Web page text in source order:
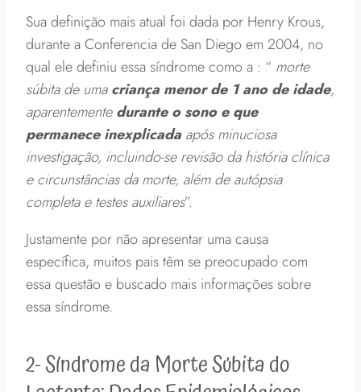
Sua definição mais atual foi dada por Henry Krous,
durante a Conferencia de San Diego em 2004, no
qual ele definiu essa síndrome como a : “ morte
súbita de umacriança menor de 1 ano de idade,
aparentementedurante o sono e que
permanece inexplicadaapós minuciosa
investigação, incluindo-se revisão da história clínica
e circunstâncias da morte, além de autópsia
completa e testes auxiliares”.
Justamente por não apresentar uma causa
específica, muitos pais têm se preocupado com
essa questão e buscado mais informações sobre
essa síndrome.
2- Síndrome da Morte Súbita do